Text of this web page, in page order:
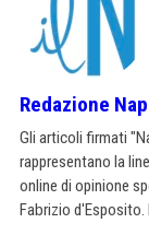
Redazione
Gli articoli firmati
rappresentano la
online di opinione
Fabrizio d'Esposito.